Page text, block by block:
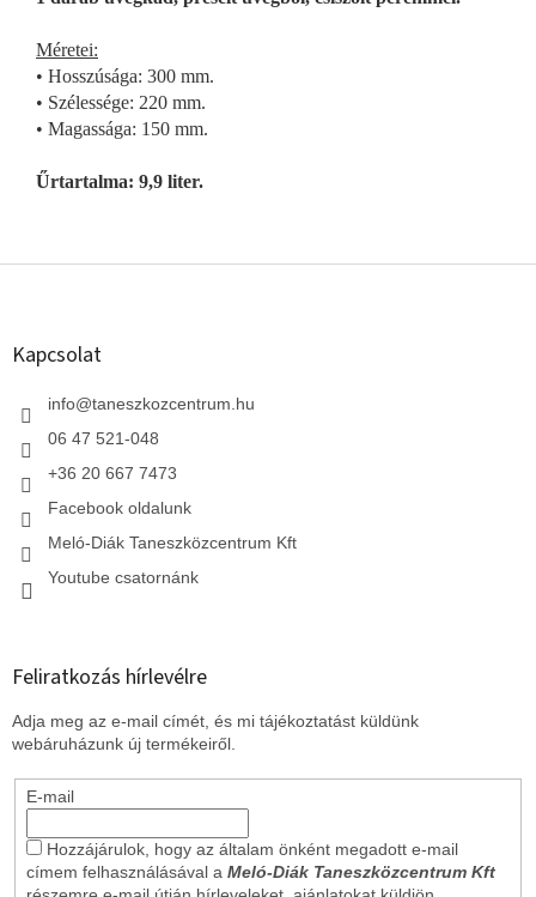
Méretei:
• Hosszúsága: 300 mm.
• Szélessége: 220 mm.
• Magassága: 150 mm.
Űrtartalma: 9,9 liter.
L
Kapcsolat
info@taneszkozcentrum.hu
06 47 521-048
+36 20 667 7473
Facebook oldalunk
Meló-Diák Taneszközcentrum Kft
Youtube csatornánk
Feliratkozás hírlevélre
Adja meg az e-mail címét, és mi tájékoztatást küldünk
webáruházunk új termékeiről.
E-mail
Hozzájárulok, hogy az általam önként megadott e-mail
címem felhasználásával a Meló-Diák Taneszközcentrum Kft